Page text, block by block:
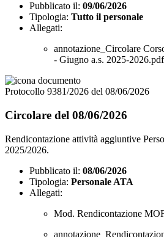
Pubblicato il: 09/06/2026
Tipologia: Tutto il personale
Allegati:
annotazione_Circolare
- Giugno a.s. 2025-2026.pdf
Protocollo 9381/2026 del 08/06/2026
Circolare del 08/06/2026
Rendicontazione attività aggiuntive
2025/2026.
Pubblicato il: 08/06/2026
Tipologia: Personale ATA
Allegati:
Mod. Rendicontazione